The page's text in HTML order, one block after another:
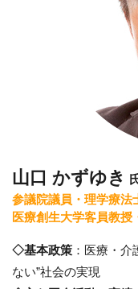
山口 かずゆき
参議院議員・理学療法
医療創生大学客員教
◇基本政策 ：医療・
ない”社会の実現